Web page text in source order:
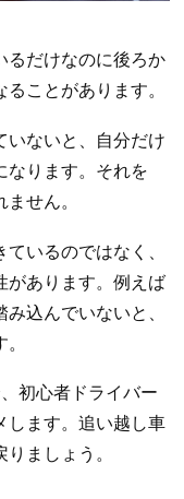
るだけなのに後ろか
ことがあります。
いないと、自分だけ
なります。それを
せん。
いるのではなく、
があります。例えば
込んでいないと、
初心者ドライバー
します。追い越し車
ましょう。